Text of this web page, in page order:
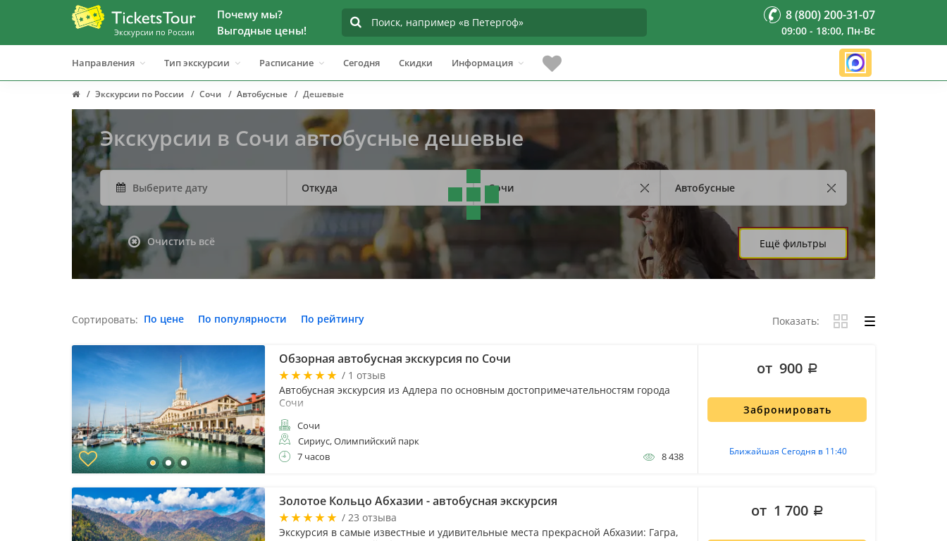
Экскурсии по России
Почему мы?
Выгодные цены!
8 (800) 200-31-07
09:00 - 18:00, Пн-Вс
Направления Тип экскурсии Расписание Сегодня Скидки Информация
Экскурсии по России Сочи Автобусные Дешевые
Экскурсии в Сочи автобусные дешевые
Откуда Сочи Автобусные
Очистить всё Ещё фильтры
Сортировать: По цене По популярности По рейтингу Показать:
Обзорная автобусная экскурсия по Сочи
/ 1 отзыв
Автобусная экскурсия из Адлера по основным достопримечательностям города
Сочи
Сочи
Сириус, Олимпийский парк
7 часов
8 438
Забронировать
Ближайшая Сегодня в 11:40
от 900
Золотое Кольцо Абхазии - автобусная экскурсия
/ 23 отзыва
Экскурсия в самые известные и удивительные места прекрасной Абхазии: Гагра,
от 1 700